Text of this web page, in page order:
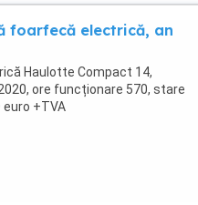
foarfecă electrică, an
Haulotte Compact 14,
ore funcționare 570, stare
+TVA